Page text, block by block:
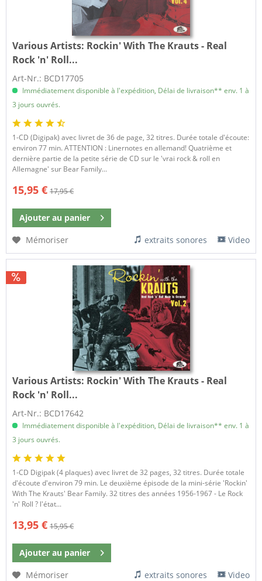
Various Artists: Rockin' With The Krauts - Real
Rock 'n' Roll...
Art-Nr.: BCD17705
Immédiatement disponible à l'expédition, Délai de livraison** env. 1 à
3 jours ouvrés.
1-CD (Digipak) avec livret de 36 de page, 32 titres. Durée totale d'écoute:
environ 77 min. ATTENTION : Linernotes en allemand! Quatrième et
dernière partie de la petite série de CD sur le 'vrai rock & roll en
Allemagne' sur Bear Family...
15,95 € 17,95 €
Ajouter au panier
Mémoriser
extraits sonores Video
Various Artists: Rockin' With The Krauts - Real
Rock 'n' Roll...
Art-Nr.: BCD17642
Immédiatement disponible à l'expédition, Délai de livraison** env. 1 à
3 jours ouvrés.
1-CD Digipak (4 plaques) avec livret de 32 pages, 32 titres. Durée totale
d'écoute d'environ 79 min. Le deuxième épisode de la mini-série 'Rockin'
With The Krauts' Bear Family. 32 titres des années 1956-1967 - Le Rock
'n' Roll ? l'état...
13,95 € 15,95 €
Ajouter au panier
Mémoriser
extraits sonores Video